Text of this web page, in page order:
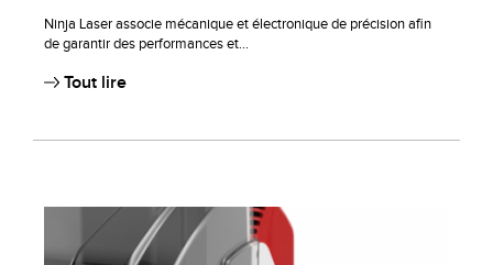
Ninja Laser associe mécanique et électronique de précision afin
de garantir des performances et...
Tout lire